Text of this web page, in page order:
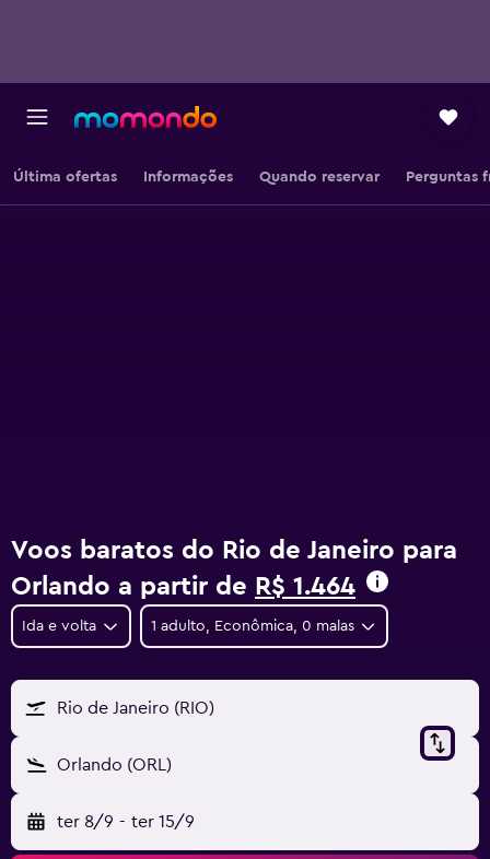
Última ofertas Informações Quando reservar Perguntas
Voos baratos do Rio de Janeiro para
Orlando a partir de R$ 1.464
Ida e volta 1 adulto, Econômica, 0 malas
Rio de Janeiro (RIO)
Orlando (ORL)
ter 8/9 - ter 15/9